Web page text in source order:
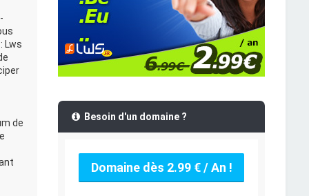
Lws
de
Besoin d'un domaine ?
Domaine dès 2.99 € / An !